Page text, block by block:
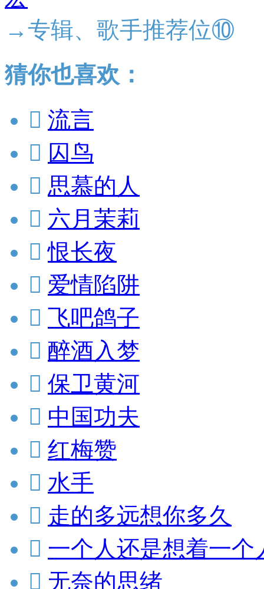
→专辑、歌手推荐位⑩
猜你也喜欢：
 流言
 囚鸟
 思慕的人
 六月茉莉
 恨长夜
 爱情陷阱
 飞吧鸽子
 醉酒入梦
 保卫黄河
 中国功夫
 红梅赞
 水手
 走的多远想你多久
 一个人还是想着一个
 无奈的思绪